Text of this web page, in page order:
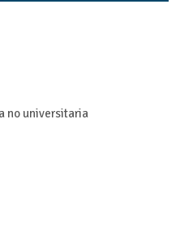
no universitaria